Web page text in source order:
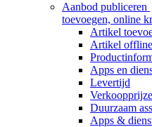
Aanbod publiceren
toevoegen, online
Artikel
Artikel offline
Apps en
Levertijd
Duurzaam
Apps &